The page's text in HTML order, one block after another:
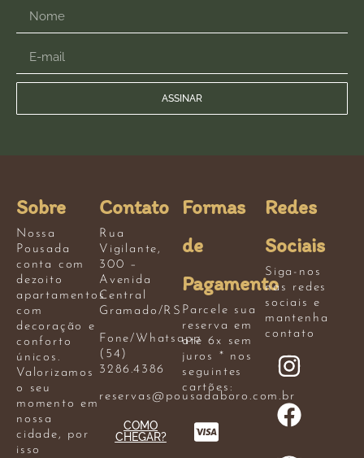
ASSINAR
Sobre
Nossa
Pousada
conta com
dezoito
apartamentos
com
decoração e
conforto
únicos.
Valorizamos
o seu
momento em
nossa
cidade, por
isso
Contato
Rua
Vigilante,
300 –
Avenida
Central
Gramado/RS
Fone/Whatsapp
(54)
3286.4386
reservas@pousadaboro.com.br
COMO
CHEGAR?
Formas
de
Pagamento
Parcele sua
reserva em
até 6x sem
juros * nos
seguintes
cartões:
Redes
Sociais
Siga-nos
nas redes
sociais e
mantenha
contato